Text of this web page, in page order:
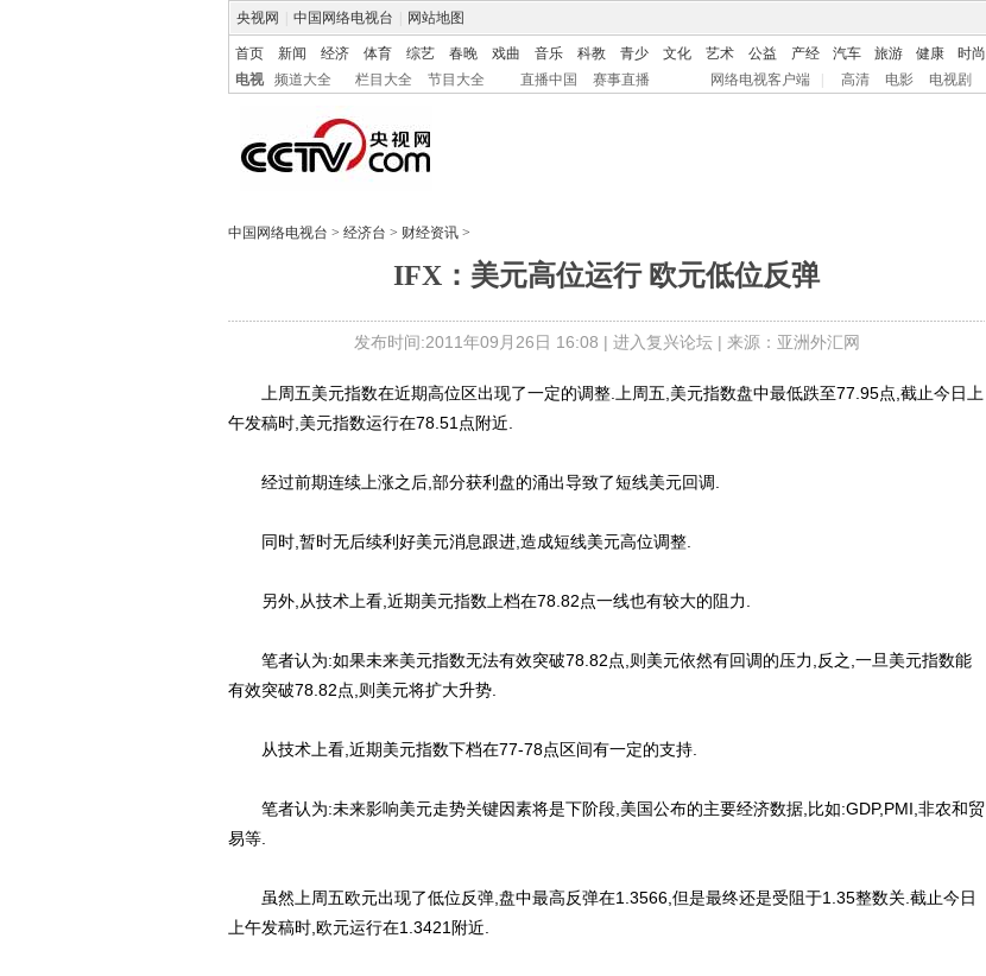
央视网 中国网络电视台 网站地图
首页 新闻 经济 体育 综艺 春晚 戏曲 音乐 科教 青少 文化 艺术 公益 产经 汽车 旅游 健康 时尚
电视
频道大全 栏目大全 节目大全 直播中国 赛事直播 网络电视客户端 高清 电影 电视剧
中国网络电视台 > 经济台 > 财经资讯 >
IFX：美元高位运行 欧元低位反弹
发布时间:2011年09月26日 16:08 | 进入复兴论坛| 来源：亚洲外汇网
上周五美元指数在近期高位区出现了一定的调整.上周五,美元指数盘中最低跌至77.95点,截止今日上
午发稿时,美元指数运行在78.51点附近.
经过前期连续上涨之后,部分获利盘的涌出导致了短线美元回调.
同时,暂时无后续利好美元消息跟进,造成短线美元高位调整.
另外,从技术上看,近期美元指数上档在78.82点一线也有较大的阻力.
笔者认为:如果未来美元指数无法有效突破78.82点,则美元依然有回调的压力,反之,一旦美元指数能
有效突破78.82点,则美元将扩大升势.
从技术上看,近期美元指数下档在77-78点区间有一定的支持.
笔者认为:未来影响美元走势关键因素将是下阶段,美国公布的主要经济数据,比如:GDP,PMI,非农和贸
易等.
虽然上周五欧元出现了低位反弹,盘中最高反弹在1.3566,但是最终还是受阻于1.35整数关.截止今日
上午发稿时,欧元运行在1.3421附近.